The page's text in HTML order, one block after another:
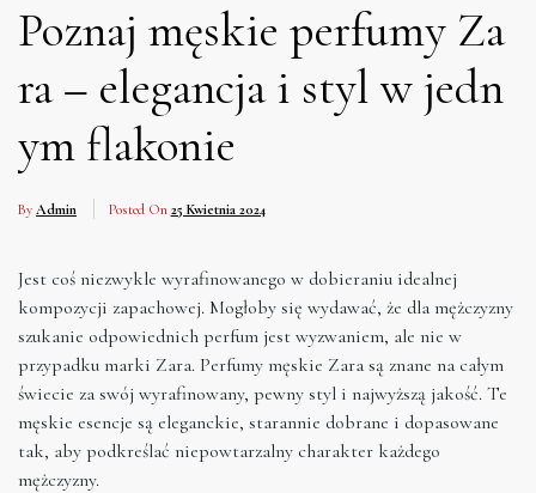
Poznaj męskie perfumy Za
ra – elegancja i styl w jedn
ym flakonie
By Admin Posted On 25 Kwietnia 2024
Jest coś niezwykle wyrafinowanego w dobieraniu idealnej
kompozycji zapachowej. Mogłoby się wydawać, że dla mężczyzny
szukanie odpowiednich perfum jest wyzwaniem, ale nie w
przypadku marki Zara. Perfumy męskie Zara są znane na całym
świecie za swój wyrafinowany, pewny styl i najwyższą jakość. Te
męskie esencje są eleganckie, starannie dobrane i dopasowane
tak, aby podkreślać niepowtarzalny charakter każdego
mężczyzny.